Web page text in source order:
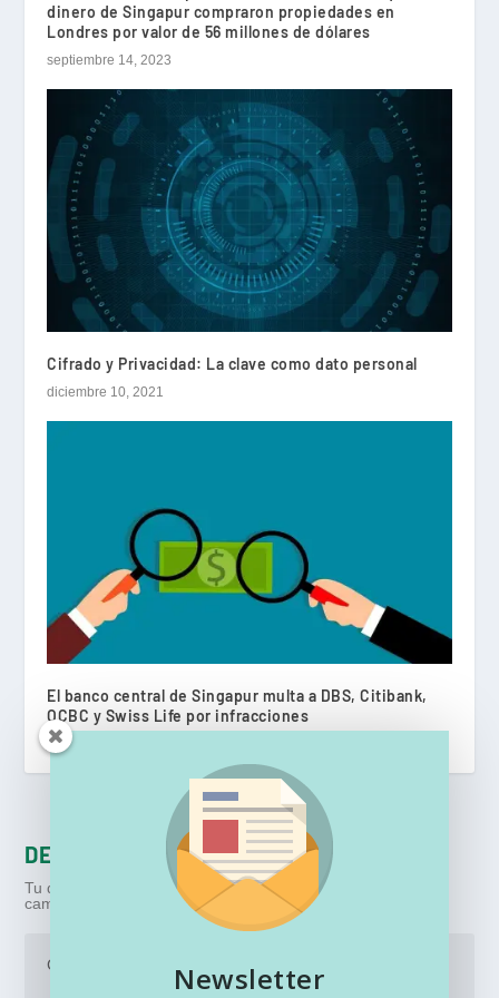
dinero de Singapur compraron propiedades en
Londres por valor de 56 millones de dólares
septiembre 14, 2023
Cifrado y Privacidad: La clave como dato personal
diciembre 10, 2021
El banco central de Singapur multa a DBS, Citibank,
OCBC y Swiss Life por infracciones
junio 21, 2023
DEJA UNA RESPUESTA
Tu dirección de correo electrónico no será publicada.
campos obligatorios están marcados con
Newsletter